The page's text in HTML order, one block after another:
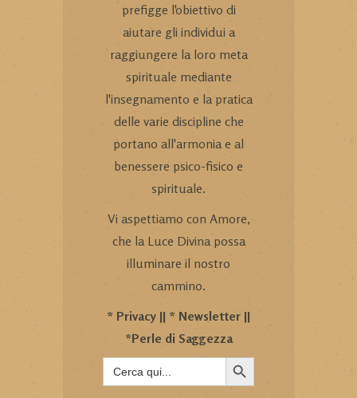
prefigge l'obiettivo di
aiutare gli individui a
raggiungere la loro meta
spirituale mediante
l'insegnamento e la pratica
delle varie discipline che
portano all'armonia e al
benessere psico-fisico e
spirituale.
Vi aspettiamo con Amore,
che la Luce Divina possa
illuminare il nostro
cammino.
* Privacy || * Newsletter ||
*Perle di Saggezza
Search
for:
SEARCH BUTTON